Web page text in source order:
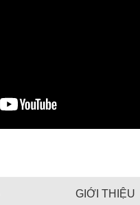
GIỚI THIỆU